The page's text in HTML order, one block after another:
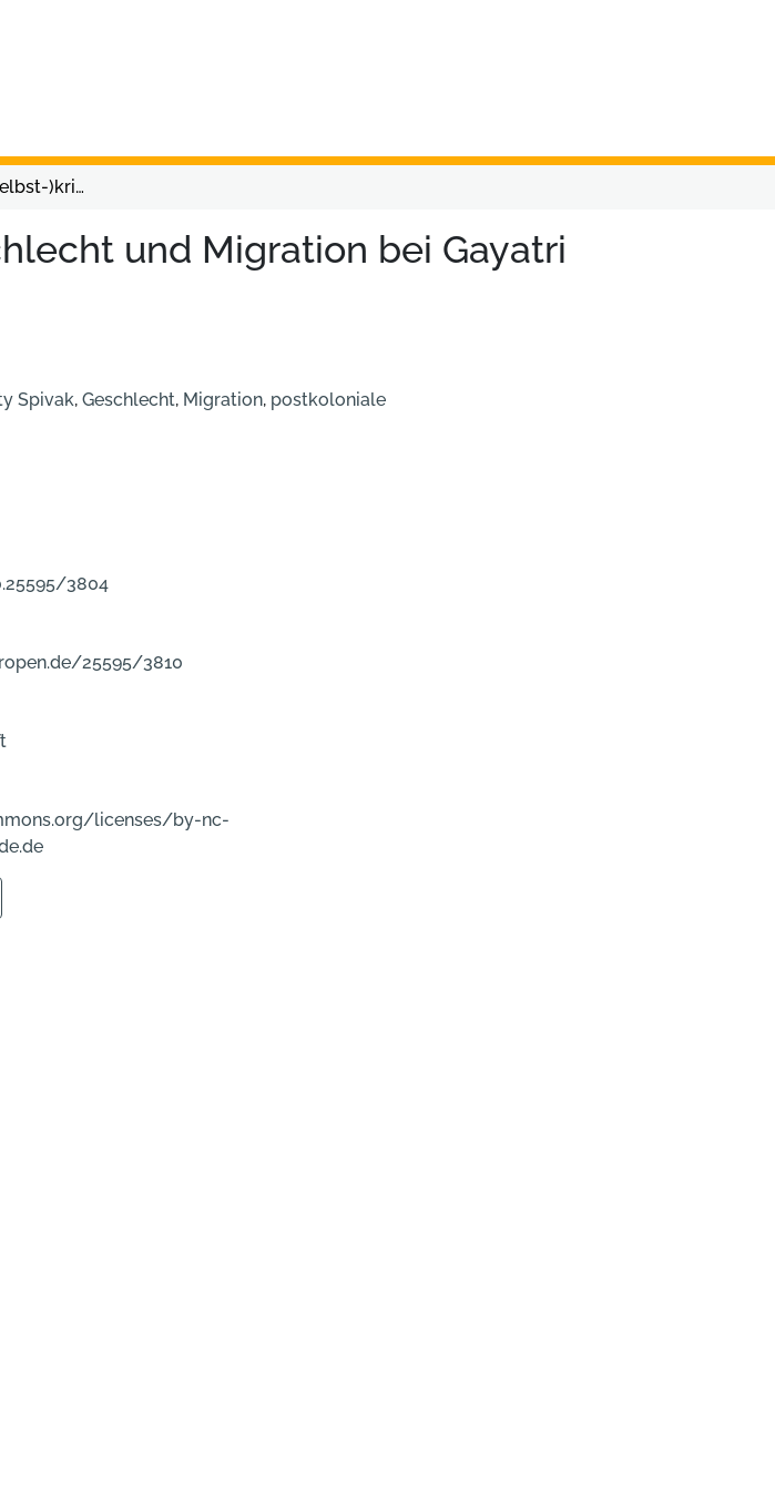
Postkoloniale (Selbst-)kritik: Geschlecht und Migration bei Gayatri Chakravorty Spivak
und Migration bei Gayatri
Spivak, Geschlecht, Migration, postkoloniale
3804
25595/3810
licenses/by-nc-